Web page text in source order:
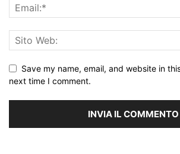
Save my name, email, and website in
next time I comment.